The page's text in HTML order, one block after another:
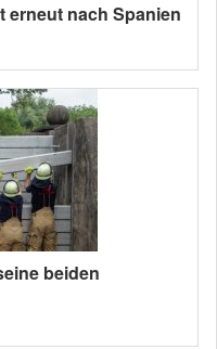
erneut nach Spanien
beiden